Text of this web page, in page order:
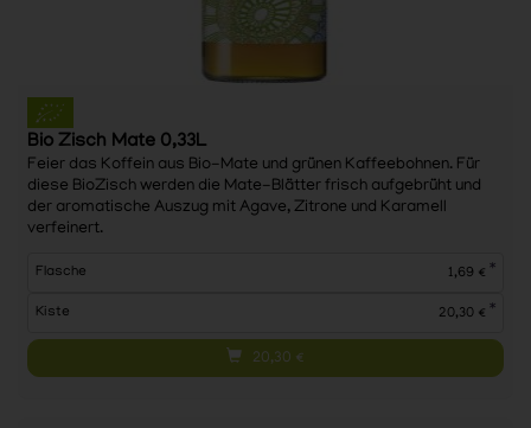
Bio Zisch Mate 0,33L
Feier das Koffein aus Bio-Mate und grünen Kaffeebohnen. Für
diese BioZisch werden die Mate-Blätter frisch aufgebrüht und
der aromatische Auszug mit Agave, Zitrone und Karamell
verfeinert.
Flasche 1,69 € *
Kiste 20,30 € *
20,30 €